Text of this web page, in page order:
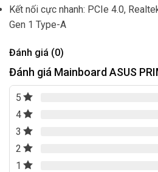
Kết nối cực nhanh: PCIe 4.0,
Gen 1 Type-A
Đánh giá (0)
Đánh giá Mainboard ASUS
5
4
3
2
1